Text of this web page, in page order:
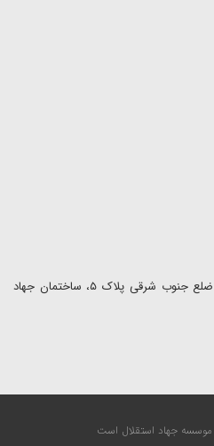
آدرس:تهران، میدان جهاد (فاطمی)، ضلع جنوب شرقی پلاک ۵، ساختمان جهاد
جهاد استقلال است